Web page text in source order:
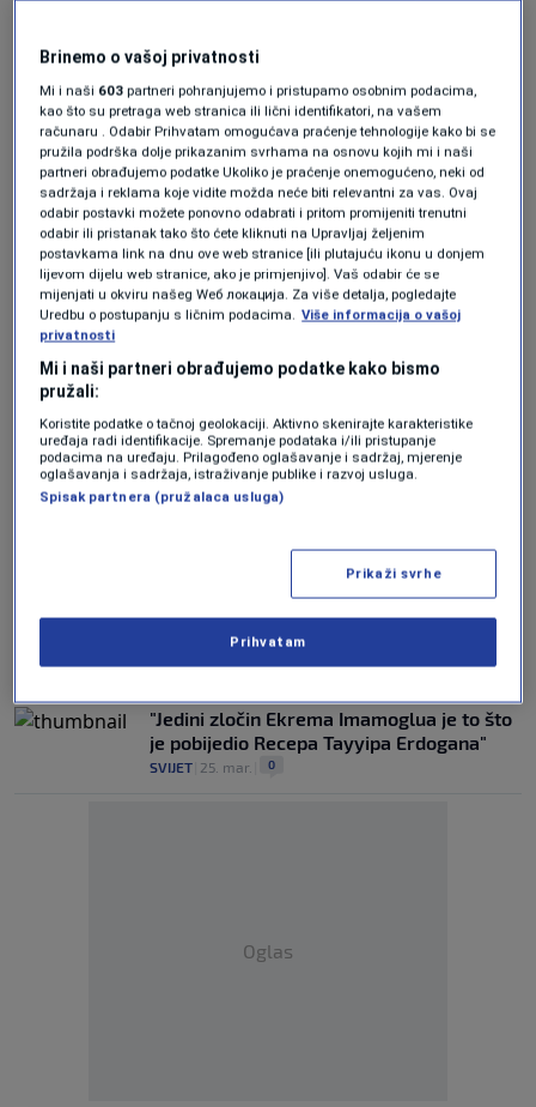
SVIJET|11. nov.|
Oglas
Turske vlasti uhapsile 47 članova gradske
uprave Istanbula
SVIJET|26. apr.| 0
Turska vlast uhapsila advokata Ekrema
Imamoglua
SVIJET|28. mar.|
"Jedini zločin Ekrema Imamoglua je to što
je pobijedio Recepa Tayyipa Erdogana"
SVIJET 25. mar. 0
Oglas
Brinemo o vašoj privatnosti
Mi i naši 603 partneri pohranjujemo i pristupamo osobnim podacima,
kao što su pretraga web stranica ili lični identifikatori, na vašem
računaru . Odabir Prihvatam omogućava praćenje tehnologije kako bi se
pružila podrška dolje prikazanim svrhama na osnovu kojih mi i naši
partneri obrađujemo podatke Ukoliko je praćenje onemogućeno, neki od
sadržaja i reklama koje vidite možda neće biti relevantni za vas. Ovaj
odabir postavki možete ponovno odabrati i pritom promijeniti trenutni
odabir ili pristanak tako što ćete kliknuti na Upravljaj željenim
postavkama link na dnu ove web stranice [ili plutajuću ikonu u donjem
lijevom dijelu web stranice, ako je primjenjivo]. Vaš odabir će se
mijenjati u okviru našeg Wеб локација. Za više detalja, pogledajte
Uredbu o postupanju s ličnim podacima. Više informacija o vašoj
privatnosti
Mi i naši partneri obrađujemo podatke kako bismo
pružali:
Koristite podatke o tačnoj geolokaciji. Aktivno skenirajte karakteristike
uređaja radi identifikacije. Spremanje podataka i/ili pristupanje
podacima na uređaju. Prilagođeno oglašavanje i sadržaj, mjerenje
oglašavanja i sadržaja, istraživanje publike i razvoj usluga.
Spisak partnera (pružalaca usluga)
Prikaži svrhe
Prihvatam